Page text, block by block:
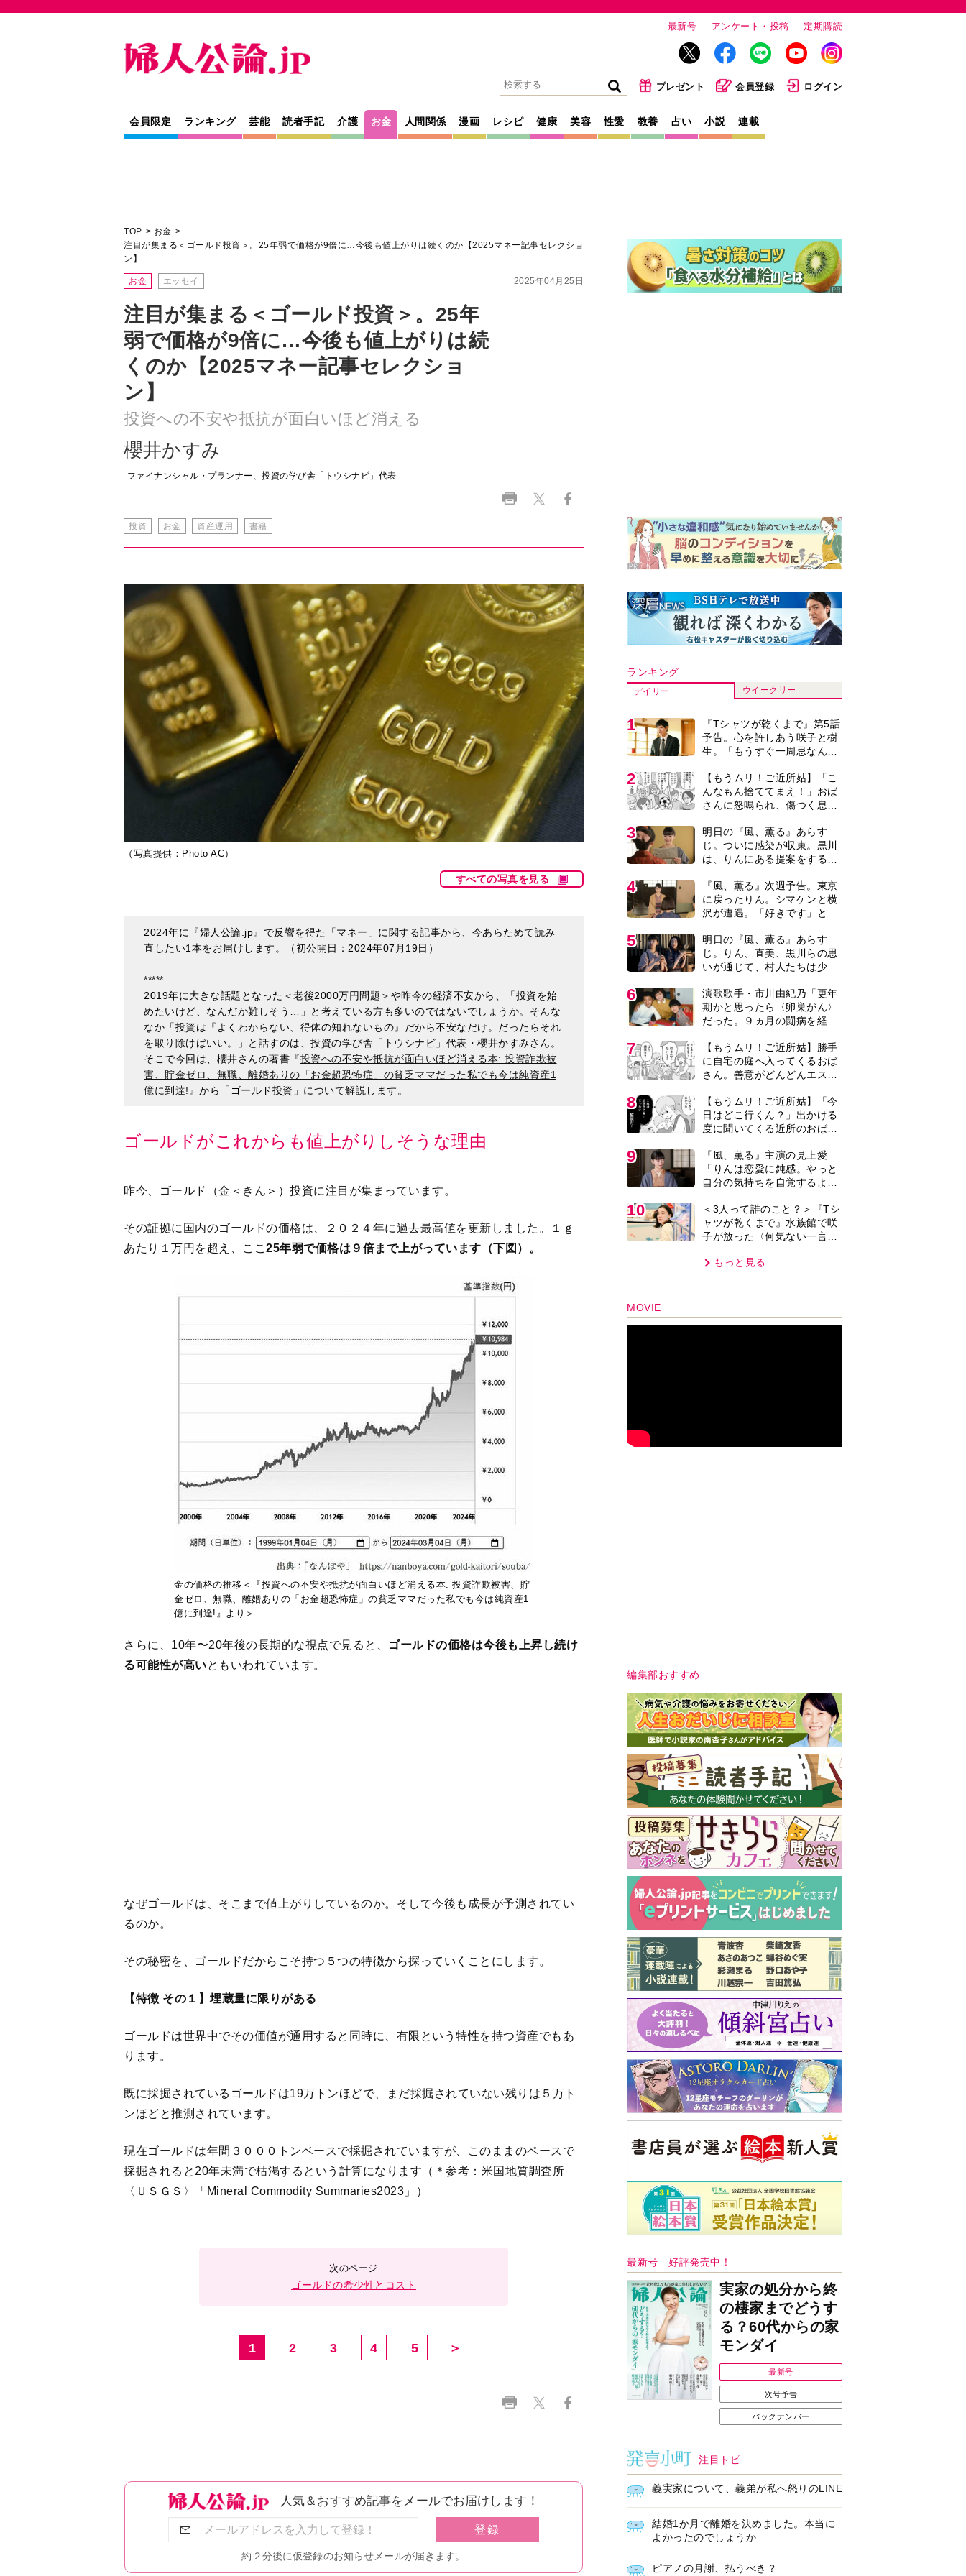
最新号 アンケート・投稿 定期購読
プレゼント 会員登録 ログイン
会員限定 ランキング 芸能 読者手記 介護 お金 人間関係 漫画 レシピ 健康 美容 性愛 教養 占い 小説 連載
注目が集まる＜ゴールド投資＞。25年
弱で価格が9倍に…今後も値上がりは続
くのか【2025マネー記事セレクショ
ン】
投資への不安や抵抗が面白いほど消える
櫻井かすみ
ファイナンシャル・プランナー、投資の学び舎「トウシナビ」代表
投資 お金 資産運用
（写真提供：Photo AC）
すべての写真を見る
2024年に『婦人公論.jp』で反響を得た「マネー」に関する記事から、今あらためて読み
2019年に大きな話題となった＜老後2000万円問題＞や昨今の経済不安から、「投資を始
めたいけど、なんだか難しそう…」と考えている方も多いのではないでしょうか。そんな
を取り除けばいい。」と話すのは、投資の学び舎「トウシナビ」代表・櫻井かすみさん。
そこで今回は、櫻井さんの著書『投資への不安や抵抗が面白いほど消える本: 投資詐欺被
害、貯金ゼロ、無職、離婚ありの「お金超恐怖症」の貧乏ママだった私でも今は純資産1
億に到達!』から「ゴールド投資」について解説します。
ゴールドがこれからも値上がりしそうな理由
あたり１万円を超え、ここ
25年弱で価格は９倍まで上がっています（下図）。
金の価格の推移＜『投資への不安や抵抗が面白いほど消える本: 投資詐欺被害、貯
金ゼロ、無職、離婚ありの「お金超恐怖症」の貧乏ママだった私でも今は純資産1
億に到達!』より＞
さらに、10年〜20年後の長期的な視点で見ると、ゴールドの価格は今後も上昇し続け
る可能性が高い ともいわれています。
なぜゴールドは、そこまで値上がりしているのか。そして今後も成長が予測されてい
るのか。
採掘されると20年未満で枯渇するという計算になります（＊参考：米国地質調査所
〈ＵＳＧＳ〉「Mineral Commodity Summaries2023」）
2 3 4 5 ＞
2
んなもん捨ててまえ！」おば
さんに怒鳴られ、傷つく息
子。私たちが取った行動は…
【第3話】
3
明日の『風、薫る』あらす
は、りんにある提案をする＜
ネタバレあり＞
4
『風、薫る』次週予告。東京
に戻ったりん。シマケンと横
沢が遭遇。「好きです」と告
5
じ。りん、直美、黒川らの思
いが通じて、村人たちは少し
バレあり＞
6
演歌歌手・市川由紀乃「更年
期かと思ったら〈卵巣がん〉
だった。９ヵ月の闘病を経て
紙を今も支えに」【2026上半
期BEST】
7
【もうムリ！ご近所姑】勝手
に自宅の庭へ入ってくるおば
さん。善意がどんどんエスカ
8
【もうムリ！ご近所姑】「今
日はどこ行くん？」出かける
度に聞いてくる近所のおばさ
まり…【第1話】
9
『風、薫る』主演の見上愛
「りんは恋愛に鈍感。やっと
自分の気持ちを自覚するよう
10
＜3人って誰のこと？＞『Tシ
ャツが乾くまで』水族館で咲
子が放った〈何気ない一言〉
線？」「子どもの話だと…」
もっと見る
MOVIE
編集部おすすめ
最新号 好評発売中！
実家の処分から終
の棲家までどうす
る？60代からの家
モンダイ
最新号
バックナンバー
注目トピ
義実家について、義弟が私へ怒りのLINE
よかったのでしょうか
ピアノの月謝、払うべき？
中央公論新社の本
いじめのある世界に生き
る君たちへ
いじめられっ子だった精神
科医の贈る言葉
中井久夫 著 詳しくみる
インフォメーション
ＡＩで始める遺言を書
く前の準備セミナー開
催
耳にすっぽり！オーテ
ィコン補聴器、新しい
スタイルで All in Ear
の「オーティコン ジー
ル」を発売
脳の健康習慣をサポー
トするオープンイヤー
ヤホン HERALBONY
モデル」発売
【編集部より】広告ペ
ージについてのお詫び